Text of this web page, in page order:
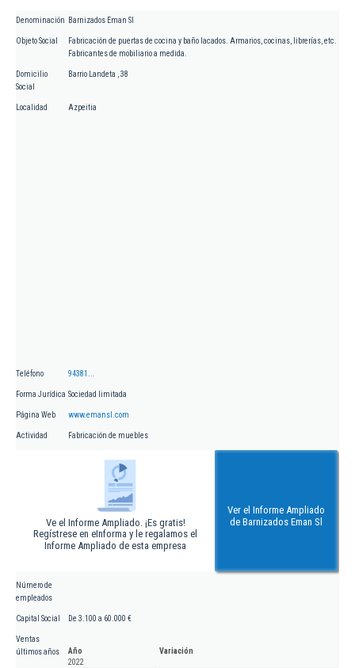
Denominación Barnizados Eman Sl
Objeto Social
Fabricación de puertas de cocina y baño lacados. Armarios, cocinas, librerías, etc.
Fabricantes de mobiliario a medida.
Domicilio
Social
Barrio Landeta , 38
Localidad Azpeitia
Teléfono 94381...
Forma Jurídica Sociedad limitada
Página Web www.emansl.com
Actividad Fabricación de muebles
Ve el Informe Ampliado. ¡Es gratis!
Regístrese en eInforma y le regalamos el
Informe Ampliado de esta empresa
Ver el Informe Ampliado
de Barnizados Eman Sl
Número de
empleados
Capital Social De 3.100 a 60.000 €
Ventas
últimos años
Año
Variación
2022